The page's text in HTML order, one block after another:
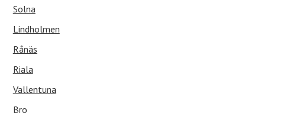
Solna
Lindholmen
Rånäs
Riala
Vallentuna
Bro